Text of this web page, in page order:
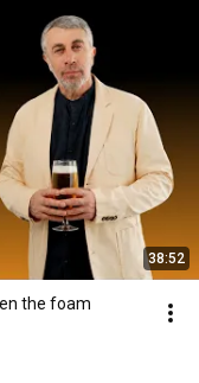
38:52
the foam